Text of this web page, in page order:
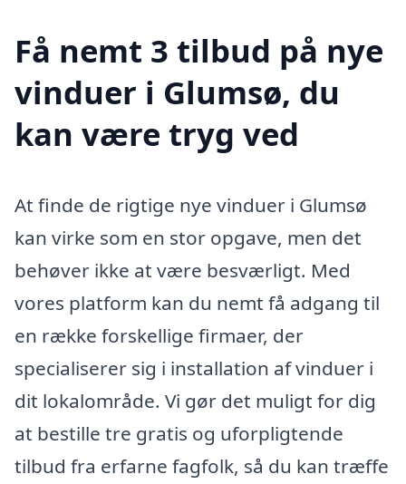
Få nemt 3 tilbud på nye
vinduer i Glumsø, du
kan være tryg ved
At finde de rigtige nye vinduer i Glumsø
kan virke som en stor opgave, men det
behøver ikke at være besværligt. Med
vores platform kan du nemt få adgang til
en række forskellige firmaer, der
specialiserer sig i installation af vinduer i
dit lokalområde. Vi gør det muligt for dig
at bestille tre gratis og uforpligtende
tilbud fra erfarne fagfolk, så du kan træffe